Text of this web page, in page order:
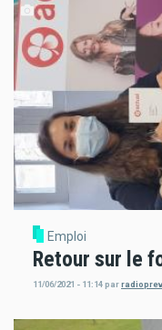
Emploi
Retour sur le
11/06/2021 - 11:14par